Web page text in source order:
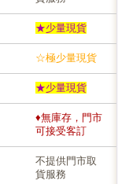
★少量現貨
☆極少量現貨
★少量現貨
♦無庫存，門市
可接受客訂
不提供門市取
貨服務